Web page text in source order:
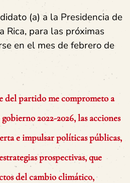
(a) a la Presidencia de
Rica, para las próximas
en el mes de febrero de
del partidome comprometo a
2022-2026, las acciones
e impulsar políticas públicas,
prospectivas, que
del cambio climático,